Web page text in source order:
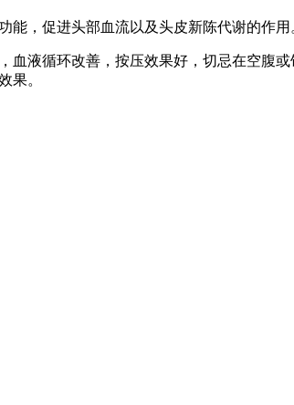
促进头部血流以及头皮新陈代谢的作用
液循环改善，按压效果好，切忌在空腹
果。